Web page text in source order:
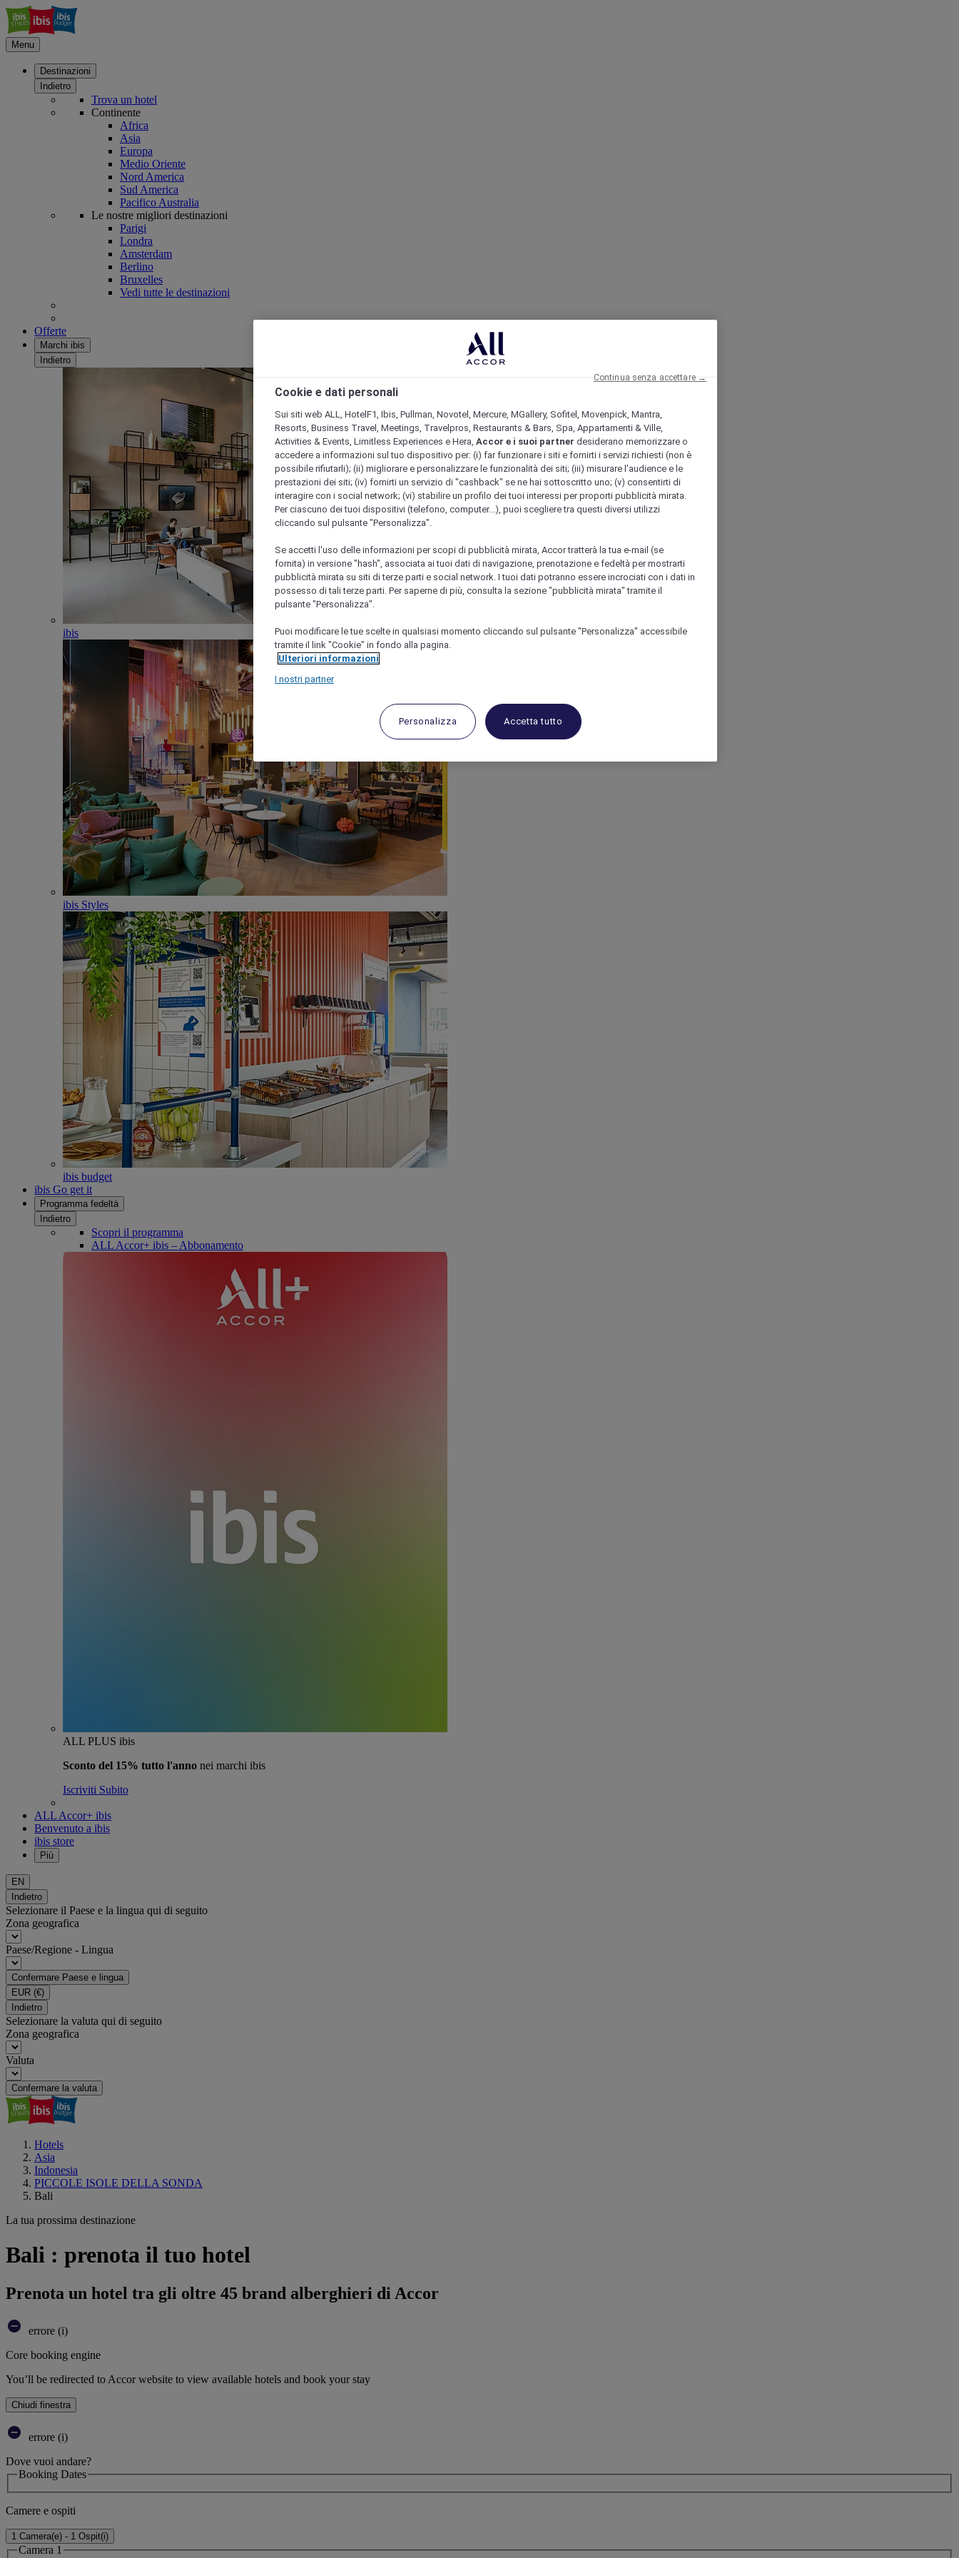
Menu
Destinazioni
Indietro
Trova un hotel
Continente
Africa
Asia
Europa
Medio Oriente
Nord America
Sud America
Pacifico Australia
Le nostre migliori destinazioni
Parigi
Londra
Amsterdam
Berlino
Bruxelles
Vedi tutte le destinazioni
Offerte
Marchi ibis
Indietro
ibis
ibis Styles
ibis budget
ibis Go get it
Programma fedeltà
Indietro
Scopri il programma
ALL Accor+ ibis – Abbonamento
ALL PLUS ibis
Sconto del 15% tutto l'anno nei marchi ibis
Iscriviti Subito
ALL Accor+ ibis
Benvenuto a ibis
ibis store
Più
EN
Indietro
Selezionare il Paese e la lingua qui di seguito
Zona geografica
Paese/Regione - Lingua
Confermare Paese e lingua
EUR (€)
Indietro
Selezionare la valuta qui di seguito
Zona geografica
Valuta
Confermare la valuta
Hotels
Asia
Indonesia
PICCOLE ISOLE DELLA SONDA
Bali
La tua prossima destinazione
Bali : prenota il tuo hotel
Prenota un hotel tra gli oltre 45 brand alberghieri di Accor
errore (i)
Core booking engine
You’ll be redirected to Accor website to view available hotels and book your stay
Chiudi finestra
errore (i)
Dove vuoi andare?
Booking Dates
Camere e ospiti
1 Camera(e) - 1 Ospit(i)
Camera 1
Cookie e dati personali
Sui siti web ALL, HotelF1, Ibis, Pullman, Novotel, Mercure, MGallery, Sofitel, Movenpick, Mantra,
Resorts, Business Travel, Meetings, Travelpros, Restaurants & Bars, Spa, Appartamenti & Ville,
Activities & Events, Limitless Experiences e Hera, Accor e i suoi partner desiderano memorizzare o
accedere a informazioni sul tuo dispositivo per: (i) far funzionare i siti e fornirti i servizi richiesti (non è
possibile rifiutarli); (ii) migliorare e personalizzare le funzionalità dei siti; (iii) misurare l'audience e le
prestazioni dei siti; (iv) fornirti un servizio di "cashback" se ne hai sottoscritto uno; (v) consentirti di
interagire con i social network; (vi) stabilire un profilo dei tuoi interessi per proporti pubblicità mirata.
Per ciascuno dei tuoi dispositivi (telefono, computer...), puoi scegliere tra questi diversi utilizzi
cliccando sul pulsante "Personalizza".
Se accetti l'uso delle informazioni per scopi di pubblicità mirata, Accor tratterà la tua e-mail (se
fornita) in versione "hash", associata ai tuoi dati di navigazione, prenotazione e fedeltà per mostrarti
pubblicità mirata su siti di terze parti e social network. I tuoi dati potranno essere incrociati con i dati in
possesso di tali terze parti. Per saperne di più, consulta la sezione "pubblicità mirata" tramite il
pulsante "Personalizza".
Puoi modificare le tue scelte in qualsiasi momento cliccando sul pulsante "Personalizza" accessibile
tramite il link "Cookie" in fondo alla pagina.
Ulteriori informazioni
I nostri partner
Personalizza Accetta tutto
Continua senza accettare →